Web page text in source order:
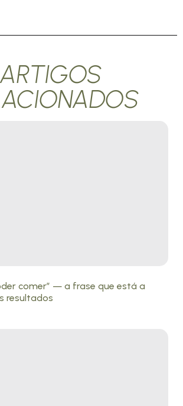
ARTIGOS
comer” — a frase que está a
resultados